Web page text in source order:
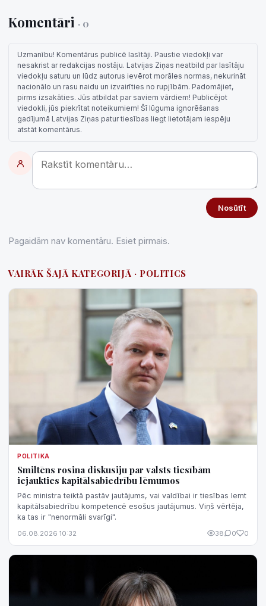
Komentāri · 0
Uzmanību! Komentārus publicē lasītāji. Paustie viedokļi var
nesakrist ar redakcijas nostāju. Latvijas Ziņas neatbild par lasītāju
viedokļu saturu un lūdz autorus ievērot morāles normas, nekurināt
nacionālo un rasu naidu un izvairīties no rupjībām. Padomājiet,
pirms izsakāties. Jūs atbildat par saviem vārdiem! Publicējot
viedokli, jūs piekrītat noteikumiem! Šī lūguma ignorēšanas
gadījumā Latvijas Ziņas patur tiesības liegt lietotājam iespēju
atstāt komentārus.
Nosūtīt
Pagaidām nav komentāru. Esiet pirmais.
VAIRĀK ŠAJĀ KATEGORIJĀ · POLITICS
POLITIKA
Smiltēns rosina diskusiju par valsts tiesībām
iejaukties kapitālsabiedrību lēmumos
Pēc ministra teiktā pastāv jautājums, vai valdībai ir tiesības lemt
kapitālsabiedrību kompetencē esošus jautājumus. Viņš vērtēja,
ka tas ir "nenormāli svarīgi".
06.08.2026 10:32 38 0 0